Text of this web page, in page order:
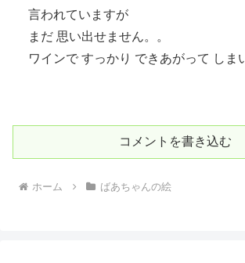
言われていますが
まだ 思い出せません。。
ワインで すっかり できあがって しま
コメントを書き込む
ホーム ばあちゃんの絵